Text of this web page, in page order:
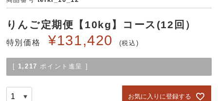
りんご定期便【10kg】コース(12回）
特別価格 ¥131,420 税込
[ 1,217 ポイント進呈 ]
お気に入りに登録する